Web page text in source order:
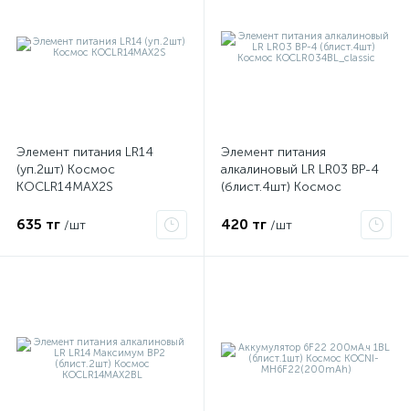
Элемент питания LR14
(уп.2шт) Космос
KOCLR14MAX2S
635 тг /шт
Элемент питания
алкалиновый LR LR03 BP-4
(блист.4шт) Космос
420 тг /шт